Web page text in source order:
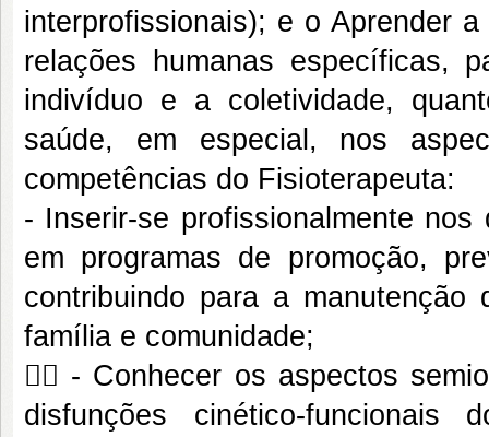
interprofissionais); e o Aprender
relações humanas específicas,
indivíduo e a coletividade,
saúde, em especial, nos
competências do Fisioterapeuta:
- Inserir-se profissionalmente
em programas de promoção,
contribuindo para a
família e comunidade;
 - Conhecer os aspectos
disfunções cinético-funcionais